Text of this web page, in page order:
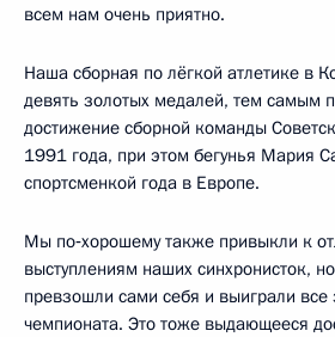
всем нам очень приятно.
Наша сборная по лёгкой атлетике в
девять золотых медалей, тем самым
достижение сборной команды
1991 года, при этом бегунья Мария
спортсменкой года в Европе.
Мы по‑хорошему также привыкли к
выступлениям наших синхронисток,
превзошли сами себя и выиграли
чемпионата. Это тоже выдающееся